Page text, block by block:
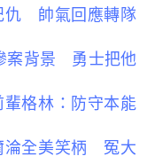
仇 帥氣回應轉隊
案背景 勇士把他
格林：防守本能
淪全美笑柄 冤大